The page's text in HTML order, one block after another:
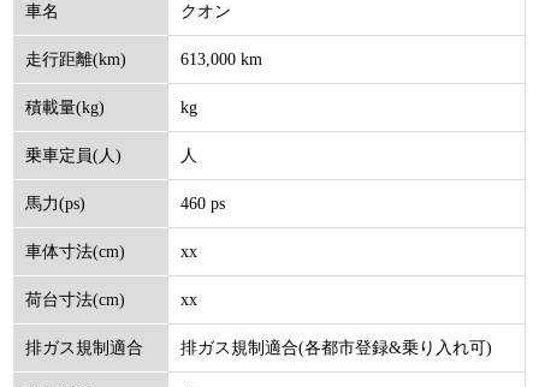
車名 クオン
走行距離(km) 613,000 km
積載量(kg) kg
乗車定員(人) 人
馬力(ps) 460 ps
車体寸法(cm) xx
荷台寸法(cm) xx
排ガス規制適合 排ガス規制適合(各都市登録&乗り入れ可)